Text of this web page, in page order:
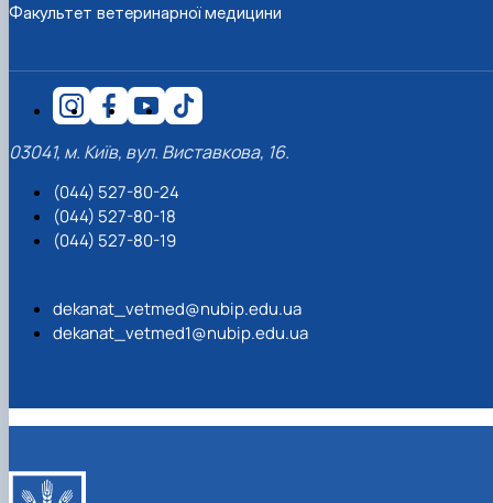
Факультет ветеринарної медицини
03041, м. Київ, вул. Виставкова, 16.
(044) 527-80-24
(044) 527-80-18
(044) 527-80-19
dekanat_vetmed@nubip.edu.ua
dekanat_vetmed1@nubip.edu.ua